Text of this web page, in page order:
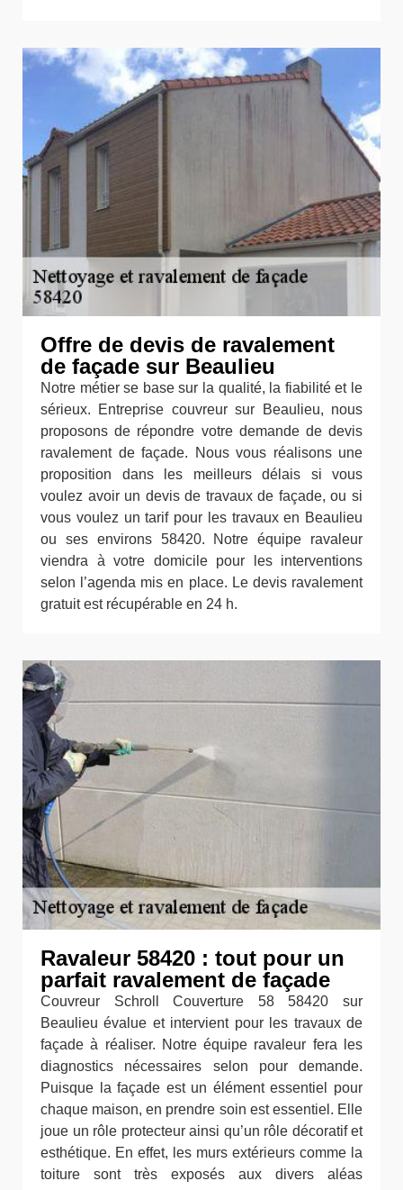
Offre de devis de ravalement
de façade sur Beaulieu
Notre métier se base sur la qualité, la fiabilité et le
sérieux. Entreprise couvreur sur Beaulieu, nous
proposons de répondre votre demande de devis
ravalement de façade. Nous vous réalisons une
proposition dans les meilleurs délais si vous
voulez avoir un devis de travaux de façade, ou si
vous voulez un tarif pour les travaux en Beaulieu
ou ses environs 58420. Notre équipe ravaleur
viendra à votre domicile pour les interventions
selon l’agenda mis en place. Le devis ravalement
gratuit est récupérable en 24 h.
Ravaleur 58420 : tout pour un
parfait ravalement de façade
Couvreur Schroll Couverture 58 58420 sur
Beaulieu évalue et intervient pour les travaux de
façade à réaliser. Notre équipe ravaleur fera les
diagnostics nécessaires selon pour demande.
Puisque la façade est un élément essentiel pour
chaque maison, en prendre soin est essentiel. Elle
joue un rôle protecteur ainsi qu’un rôle décoratif et
esthétique. En effet, les murs extérieurs comme la
toiture sont très exposés aux divers aléas